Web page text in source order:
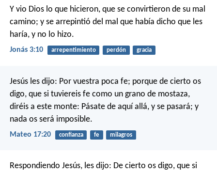
Y vio Dios lo que hicieron, que se convirtieron de su mal
camino; y se arrepintió del mal que había dicho que les
haría, y no lo hizo.
Jonás 3:10 arrepentimiento perdón gracia
Jesús les dijo: Por vuestra poca fe; porque de cierto os
digo, que si tuviereis fe como un grano de mostaza,
diréis a este monte: Pásate de aquí allá, y se pasará; y
nada os será imposible.
Mateo 17:20 confianza fe milagros
Respondiendo Jesús, les dijo: De cierto os digo, que si